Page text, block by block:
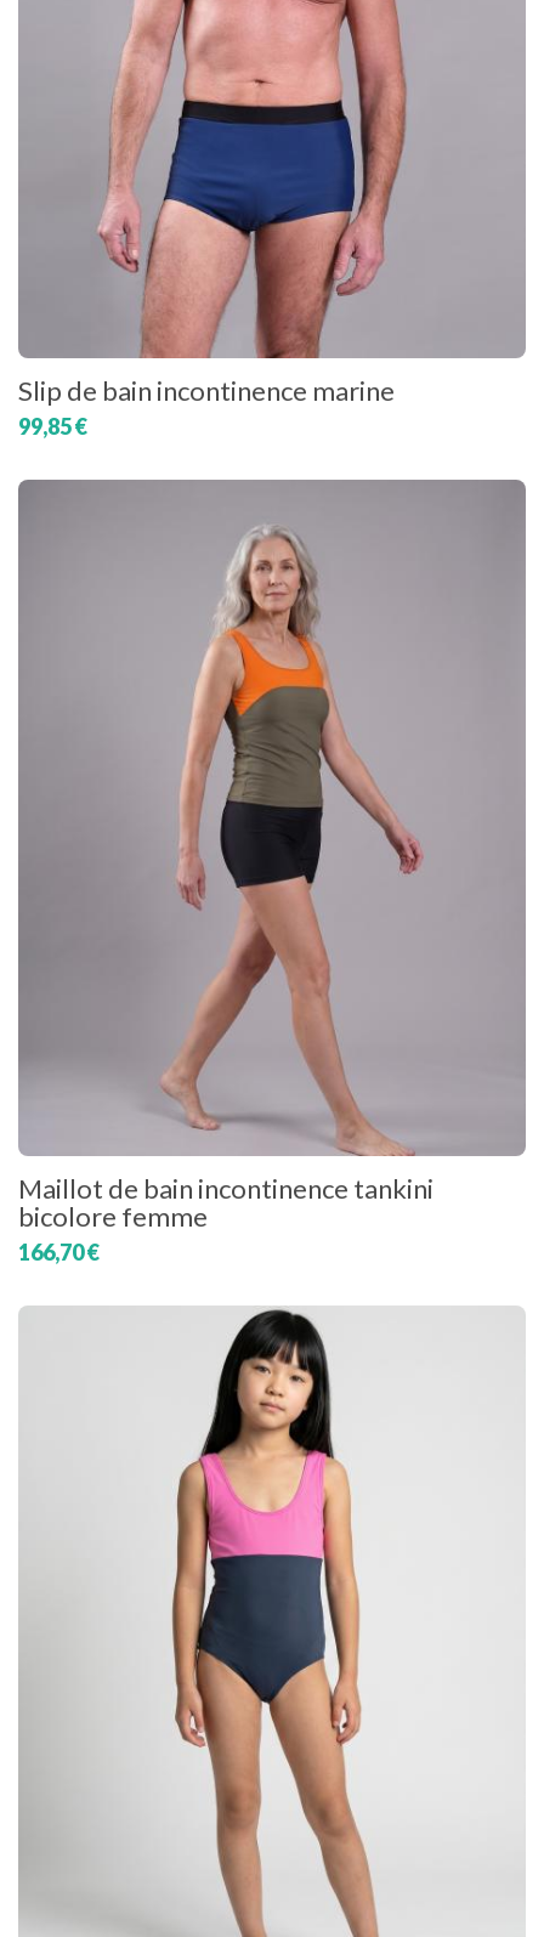
Slip de bain incontinence marine
99,85 €
Maillot de bain incontinence tankini
bicolore femme
166,70 €